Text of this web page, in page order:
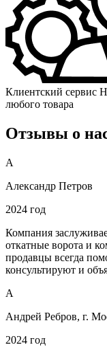
Клиентский сервис
любого товара
Отзывы о
А
Александр Петров
2024 год
Компания
откатные ворота и
продавцы всегда
консультируют и
А
Андрей Ребров, г.
2024 год